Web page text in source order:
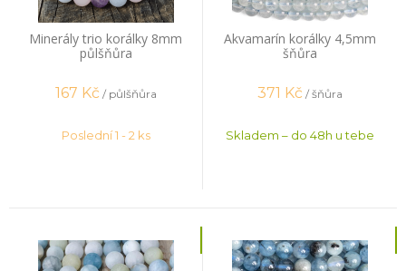
Minerály trio korálky 8mm
půlšňůra
167 Kč / půlšňůra
Poslední 1 - 2 ks
Akvamarín korálky 4,5mm
šňůra
371 Kč / šňůra
Skladem – do 48h u tebe